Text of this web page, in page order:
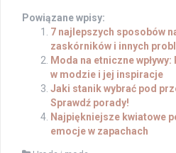
Powiązane wpisy:
7 najlepszych sposobów
zaskórników i innych
Moda na etniczne
w modzie i jej inspiracje
Jaki stanik wybrać pod
Sprawdź porady!
Najpiękniejsze kwiatowe
emocje w zapachach